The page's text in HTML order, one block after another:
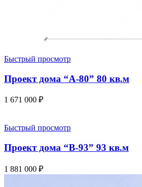
Быстрый просмотр
Проект дома “А-80” 80 кв.м
1 671 000 ₽
Быстрый просмотр
Проект дома “В-93” 93 кв.м
1 881 000 ₽